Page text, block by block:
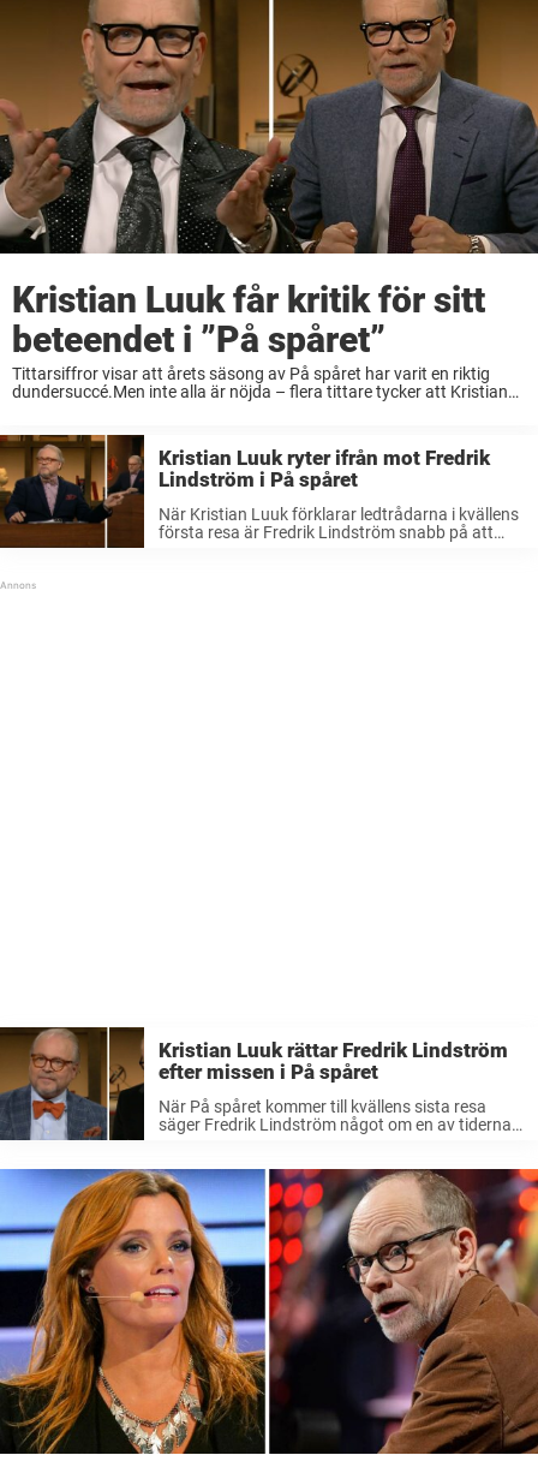
Kristian Luuk får kritik för sitt
beteendet i ”På spåret”
Tittarsiffror visar att årets säsong av På spåret har varit en riktig
dundersuccé.Men inte alla är nöjda – flera tittare tycker att Kristian
Kristian Luuk ryter ifrån mot Fredrik
Lindström i På spåret
När Kristian Luuk förklarar ledtrådarna i kvällens
första resa är Fredrik Lindström snabb på att
Kristian Luuk rättar Fredrik Lindström
efter missen i På spåret
När På spåret kommer till kvällens sista resa
säger Fredrik Lindström något om en av tidernas
Fredagen bjöd på ännu ...